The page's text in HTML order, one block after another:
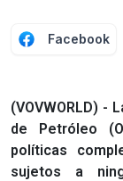
Facebook
(VOVWORLD) -
de Petróleo
políticas
sujetos a